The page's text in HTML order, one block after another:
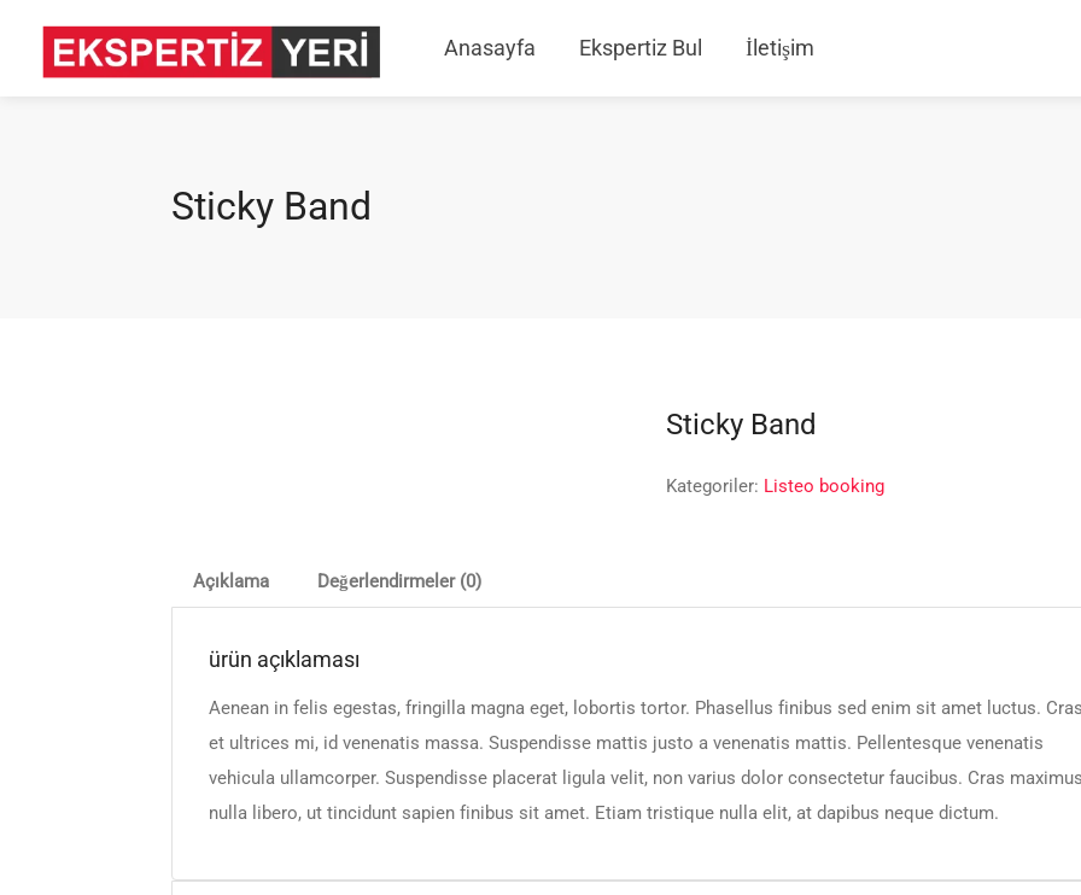
Anasayfa Ekspertiz Bul İletişim
Sticky Band
Sticky Band
Kategoriler: Listeo booking
Açıklama Değerlendirmeler (0)
ürün açıklaması
Aenean in felis egestas, fringilla magna eget, lobortis tortor. Phasellus finibus sed enim sit amet luctus.
et ultrices mi, id venenatis massa. Suspendisse mattis justo a venenatis mattis. Pellentesque venenatis
vehicula ullamcorper. Suspendisse placerat ligula velit, non varius dolor consectetur faucibus. Cras
nulla libero, ut tincidunt sapien finibus sit amet. Etiam tristique nulla elit, at dapibus neque dictum.